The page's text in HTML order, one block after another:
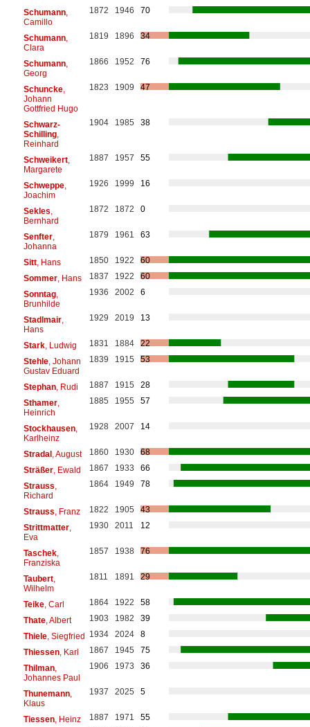
Schumann,
Camillo
1872 1946 70
Schumann,
Clara
1819 1896 34
Schumann,
Georg
1866 1952 76
Schuncke,
Johann
Gottfried Hugo
1823 1909 47
Schwarz-
Schilling,
Reinhard
1904 1985 38
Schweikert,
Margarete
1887 1957 55
Schweppe,
Joachim
1926 1999 16
Sekles
Bernhard
1872 1872 0
Senfter,
Johanna
1879 1961 63
Sitt, Hans 1850 1922
60
Sommer, Hans 1837 1922
60
Sonntag,
Brunhilde
1936 2002 6
Stadlmair,
Hans
1929 2019 13
Stark, Ludwig 1831 1884
22
Stehle, Johann
Gustav Eduard
1839 1915 53
Stephan, Rudi 1887 1915
28
Sthamer,
Heinrich
1885 1955 57
Stockhausen,
Karlheinz
1928 2007 14
Stradal, August 1860 1930
68
Sträßer, Ewald 1867 1933
66
Strauss
Richard
1864 1949 78
Strauss , Franz 1822 1905
43
Strittmatter,
Eva
1930 2011 12
Taschek,
Franziska
1857 1938 76
Taubert,
Wilhelm
1811 1891 29
Teike, Carl 1864 1922
58
Thate, Albert 1903 1982
39
Thiele, Siegfried 1934 2024
8
Thiessen, Karl 1867 1945
75
Thilman,
Johannes Paul
1906 1973 36
Thunemann,
Klaus
1937 2025 5
Tiessen, Heinz 1887 1971
55